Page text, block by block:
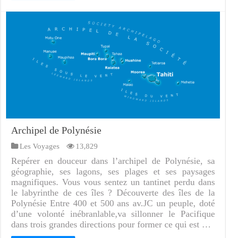
Archipel de Polynésie
Les Voyages 13,829
Repérer en douceur dans l’archipel de Polynésie, sa
géographie, ses lagons, ses plages et ses paysages
magnifiques. Vous vous sentez un tantinet perdu dans
le labyrinthe de ces îles ? Découverte des îles de la
Polynésie Entre 400 et 500 ans av.JC un peuple, doté
d’une volonté inébranlable,va sillonner le Pacifique
dans trois grandes directions pour former ce qui est …